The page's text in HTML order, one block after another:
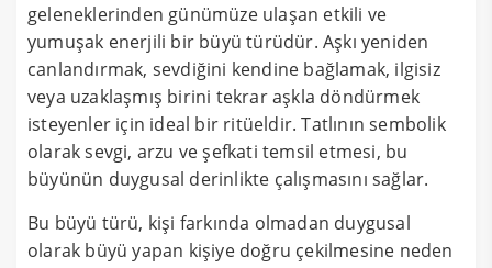
geleneklerinden günümüze ulaşan etkili ve
yumuşak enerjili bir büyü türüdür. Aşkı yeniden
canlandırmak, sevdiğini kendine bağlamak, ilgisiz
veya uzaklaşmış birini tekrar aşkla döndürmek
isteyenler için ideal bir ritüeldir. Tatlının sembolik
olarak sevgi, arzu ve şefkati temsil etmesi, bu
büyünün duygusal derinlikte çalışmasını sağlar.
Bu büyü türü, kişi farkında olmadan duygusal
olarak büyü yapan kişiye doğru çekilmesine neden